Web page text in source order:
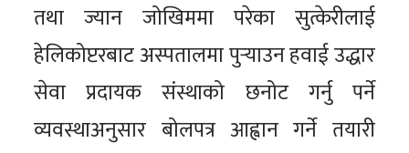
तथा ज्यान जोखिममा परेका सुत्केरीलाई
हेलिकोप्टरबाट अस्पतालमा पुर्‍याउन हवाई उद्धार
सेवा प्रदायक संस्थाको छनोट गर्नु पर्ने
व्यवस्थाअनुसार बोलपत्र आह्वान गर्ने तयारी